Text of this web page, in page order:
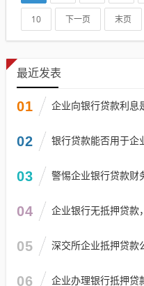
贷款额度会
10 下一页 末页
最近发表
01 企业向银行贷款利息
02 银行贷款能否用于企
03 警惕企业银行贷款财
04 企业银行无抵押贷款
05 深交所企业抵押贷款
06 企业办理银行抵押贷